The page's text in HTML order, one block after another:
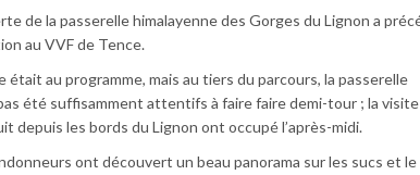
de la passerelle himalayenne des Gorges du Lignon a
au VVF de Tence.
au programme, mais au tiers du parcours, la passerelle
été suffisamment attentifs à faire faire demi-tour ; la
depuis les bords du Lignon ont occupé l’après-midi.
ont découvert un beau panorama sur les sucs et le